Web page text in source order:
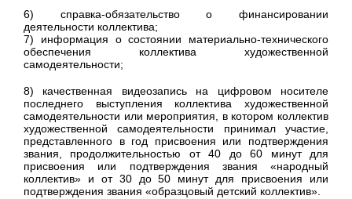
6) справка-обязательство о финансировании
деятельности коллектива;
7) информация о состоянии материально-технического
обеспечения коллектива художественной
самодеятельности;
8) качественная видеозапись на цифровом носителе
последнего выступления коллектива художественной
самодеятельности или мероприятия, в котором коллектив
художественной самодеятельности принимал участие,
представленного в год присвоения или подтверждения
звания, продолжительностью от 40 до 60 минут для
присвоения или подтверждения звания «народный
коллектив» и от 30 до 50 минут для присвоения или
подтверждения звания «образцовый детский коллектив».